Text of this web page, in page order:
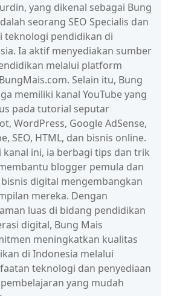
yang dikenal sebagai Bung
seorang SEO Specialis dan
teknologi pendidikan di
Ia aktif menyediakan sumber
melalui platform
Selain itu, Bung
memiliki kanal YouTube yang
pada tutorial seputar
WordPress, Google AdSense,
SEO, HTML, dan bisnis online.
kanal ini, ia berbagi tips dan trik
blogger pemula dan
digital mengembangkan
mereka. Dengan
luas di bidang pendidikan
digital, Bung Mais
meningkatkan kualitas
di Indonesia melalui
teknologi dan penyediaan
yang mudah